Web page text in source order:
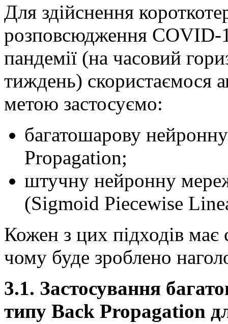
Для здійснення
розповсюдження COVID-
пандемії (на часовий
тиждень) скористаємося
метою застосуємо:
багатошарову
Propagation;
штучну нейронну
(Sigmoid Piecewise
Кожен з цих підходів має
чому буде зроблено
3.1. Застосування
типу Back Propagation